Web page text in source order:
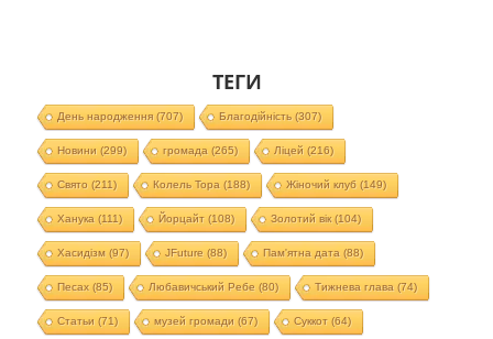
ТЕГИ
День народження(707) Благодійність (307)
Новини (299) громада (265) Ліцей (216)
Свято (211) Колель Тора (188) Жіночий клуб (149)
Ханука (111) Йорцайт (108) Золотий вік(104)
Хасидізм (97) JFuture (88) Пам'ятна дата (88)
Песах(85) Любавичський Ребе (80) Тижнева глава (74)
Статьи (71) музей громади (67) Суккот (64)